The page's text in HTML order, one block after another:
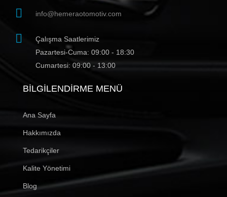
info@hemeraotomotiv.com
Çalışma Saatlerimiz
Pazartesi-Cuma: 09:00 - 18:30
Cumartesi: 09:00 - 13:00
BILGILENDIRME MENÜ
Ana Sayfa
Hakkımızda
Tedarikçiler
Kalite Yönetimi
Blog